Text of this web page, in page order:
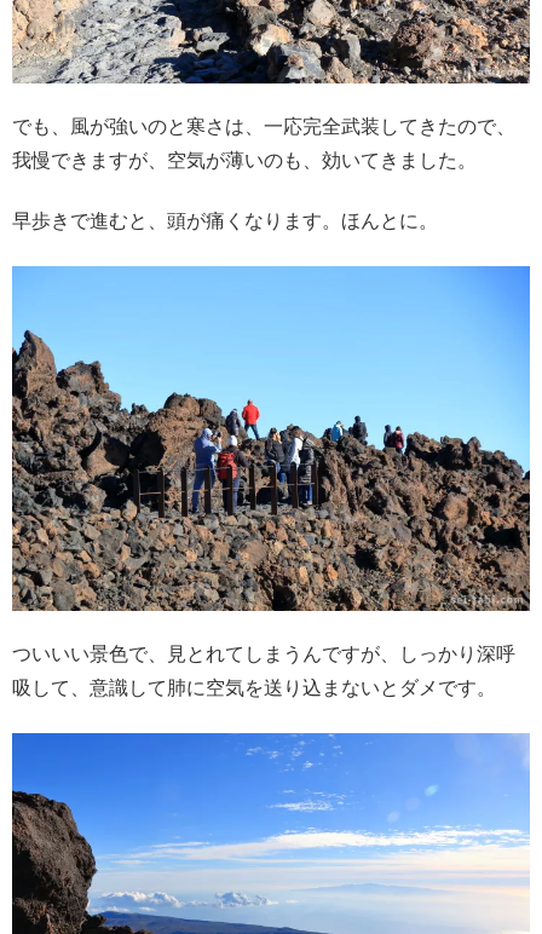
でも、風が強いのと寒さは、一応完全武装してきたので、
我慢できますが、空気が薄いのも、効いてきました。
早歩きで進むと、頭が痛くなります。ほんとに。
ついいい景色で、見とれてしまうんですが、しっかり深呼
吸して、意識して肺に空気を送り込まないとダメです。